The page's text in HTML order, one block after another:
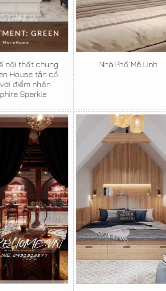
nội thất chung
House tân cổ
điểm nhấn
Sparkle
Nhà Phố Mê Linh